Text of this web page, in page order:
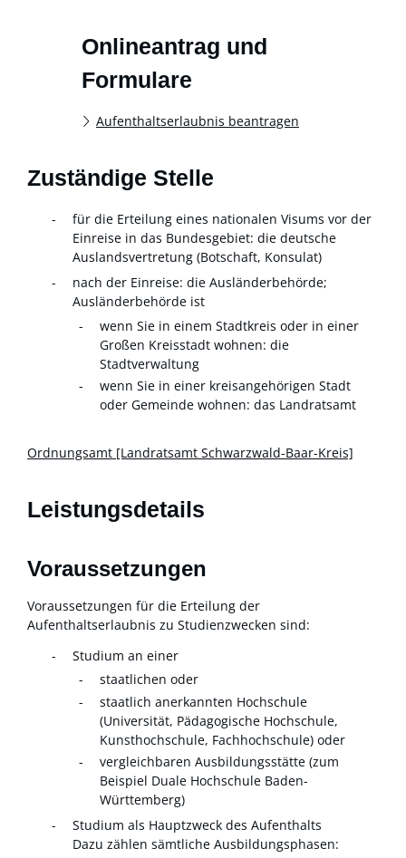
Onlineantrag und
Formulare
Aufenthaltserlaubnis beantragen
Zuständige Stelle
für die Erteilung eines nationalen Visums vor der
Einreise in das Bundesgebiet: die deutsche
Auslandsvertretung (Botschaft, Konsulat)
nach der Einreise: die Ausländerbehörde;
Ausländerbehörde ist
wenn Sie in einem Stadtkreis oder in einer
Großen Kreisstadt wohnen: die
Stadtverwaltung
wenn Sie in einer kreisangehörigen Stadt
oder Gemeinde wohnen: das Landratsamt
Ordnungsamt [Landratsamt Schwarzwald-Baar-Kreis]
Leistungsdetails
Voraussetzungen
Voraussetzungen für die Erteilung der
Aufenthaltserlaubnis zu Studienzwecken sind:
Studium an einer
staatlichen oder
staatlich anerkannten Hochschule
(Universität, Pädagogische Hochschule,
Kunsthochschule, Fachhochschule) oder
vergleichbaren Ausbildungsstätte (zum
Beispiel Duale Hochschule Baden-
Württemberg)
Studium als Hauptzweck des Aufenthalts
Dazu zählen sämtliche Ausbildungsphasen: